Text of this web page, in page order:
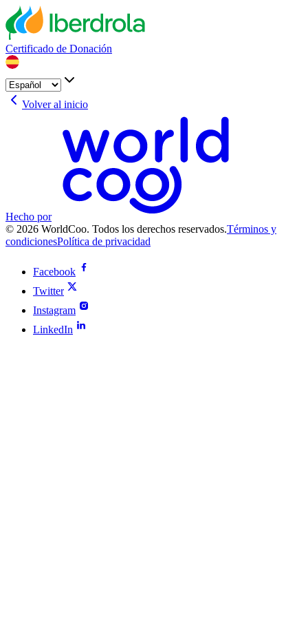
Certificado de Donación
Volver al inicio
Hecho por
© 2026 WorldCoo. Todos los derechos reservados.Términos y
condicionesPolítica de privacidad
Facebook
Twitter
Instagram
LinkedIn